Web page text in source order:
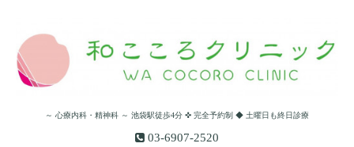
～ 心療内科・精神科 ～ 池袋駅徒歩4分 ✜ 完全予約制 ◆ 土曜日も終日診療
03-6907-2520